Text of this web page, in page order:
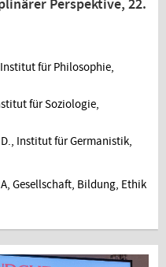
Perspektive, 22.
für Philosophie,
für Soziologie,
Institut für Germanistik,
Gesellschaft, Bildung, Ethik